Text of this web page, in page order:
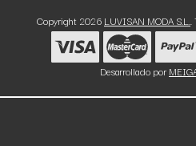
Copyright 2026 LUVISAN MODA S.L..
Desarrollado por